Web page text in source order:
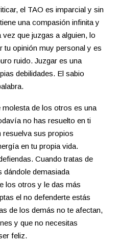
el TAO es imparcial y sin
una compasión infinita y
que juzgas a alguien, lo
tu opinión muy personal y es
ruido. Juzgar es una
debilidades. El sabio
molesta de los otros es una
no has resuelto en ti
resuelva sus propios
en tu propia vida.
Cuando tratas de
dándole demasiada
los otros y le das más
el no defenderte estás
de los demás no te afectan,
y que no necesitas
feliz.